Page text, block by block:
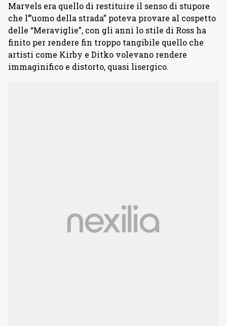
Marvels era quello di restituire il senso di stupore
che l’”uomo della strada” poteva provare al cospetto
delle “Meraviglie”, con gli anni lo stile di Ross ha
finito per rendere fin troppo tangibile quello che
artisti come Kirby e Ditko volevano rendere
immaginifico e distorto, quasi lisergico.